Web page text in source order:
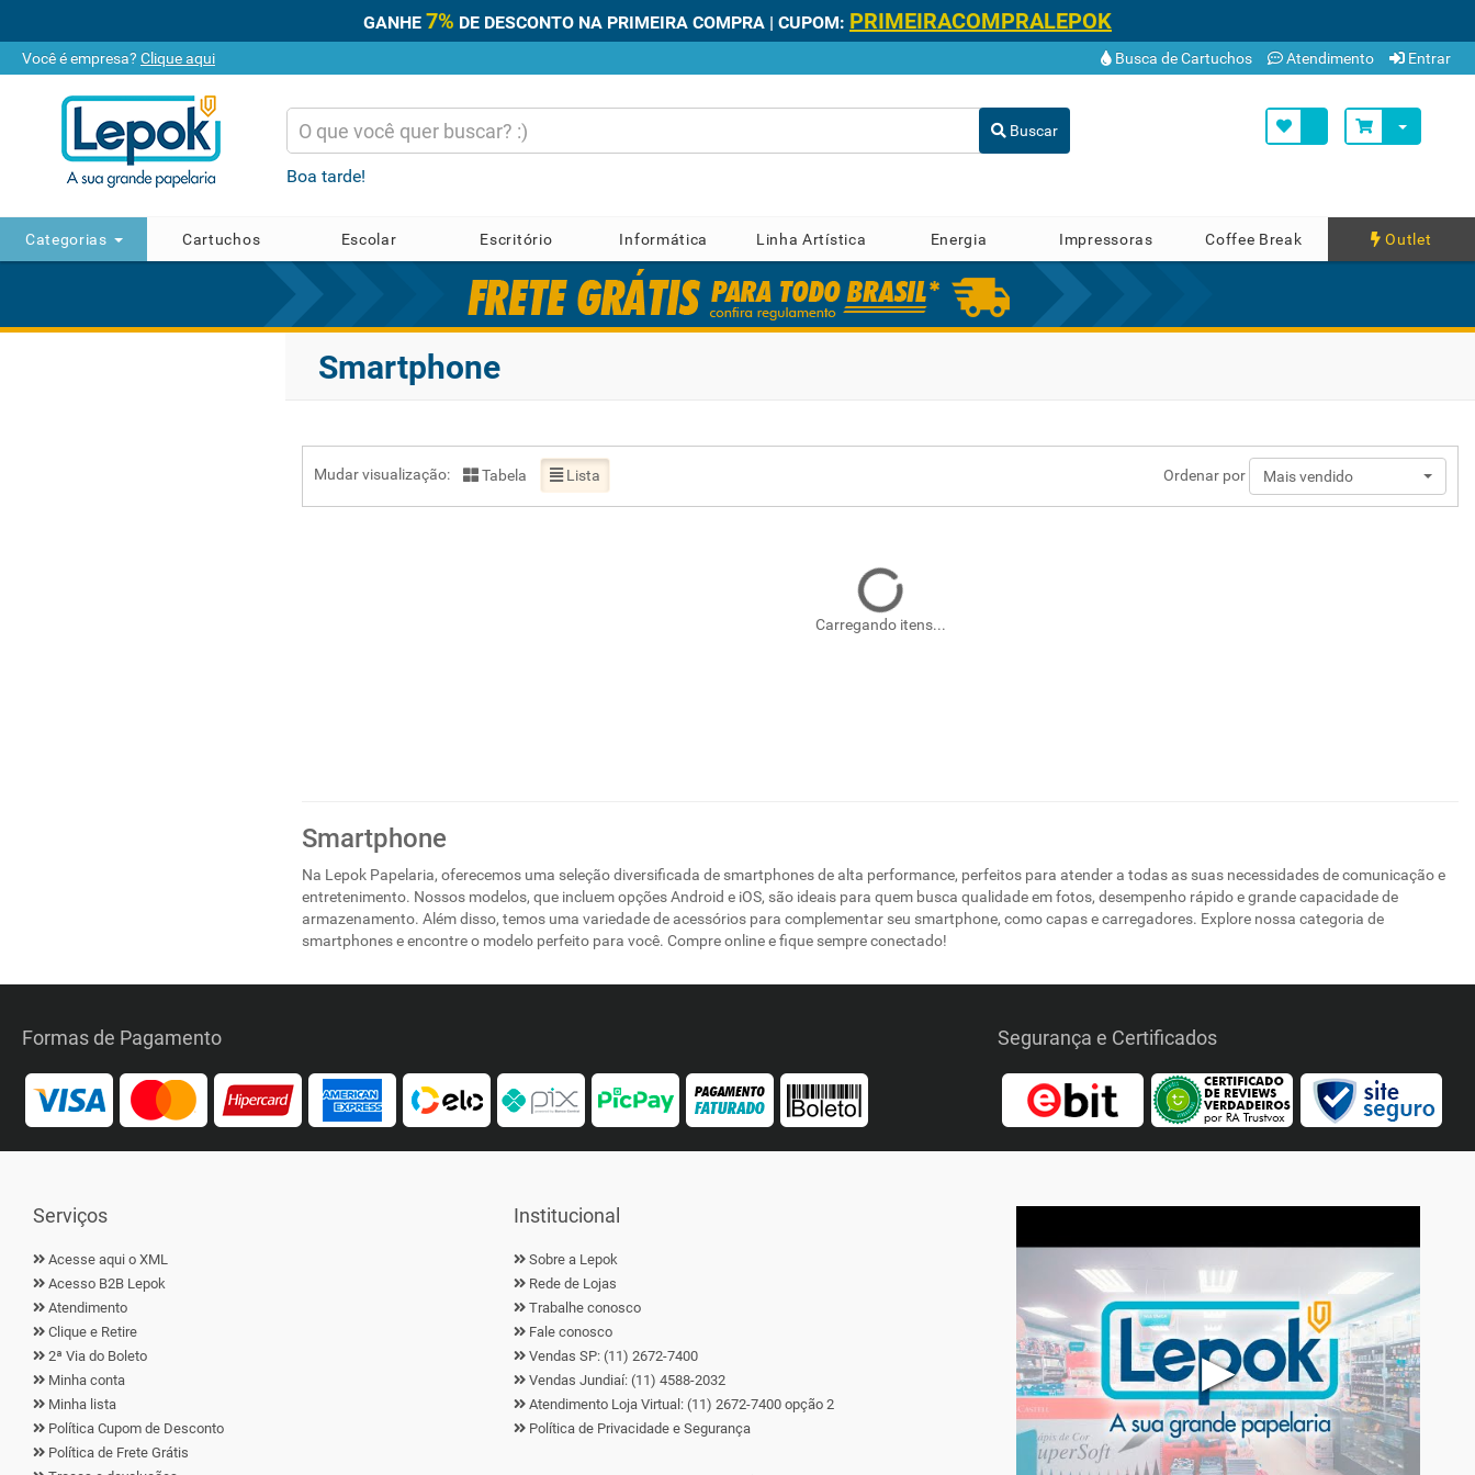
GANHE 7% DE DESCONTO NA PRIMEIRA COMPRA | CUPOM: PRIMEIRACOMPRALEPOK
Você é empresa? Clique aqui Busca de Cartuchos Atendimento Entrar
Buscar
Boa tarde!
Categorias Cartuchos Escolar Escritório Informática Linha Artística Energia Impressoras Coffee Break Outlet
Smartphone
Mudar visualização: Tabela Lista Ordenar por Mais vendido
Carregando itens...
Smartphone
Na Lepok Papelaria, oferecemos uma seleção diversificada de smartphones de alta performance, perfeitos para atender a todas as suas necessidades de comunicação e
entretenimento. Nossos modelos, que incluem opções Android e iOS, são ideais para quem busca qualidade em fotos, desempenho rápido e grande capacidade de
armazenamento. Além disso, temos uma variedade de acessórios para complementar seu smartphone, como capas e carregadores. Explore nossa categoria de
smartphones e encontre o modelo perfeito para você. Compre online e fique sempre conectado!
Formas de Pagamento Segurança e Certificados
Serviços
Acesse aqui o XML
Acesso B2B Lepok
Atendimento
Clique e Retire
2ª Via do Boleto
Minha conta
Minha lista
Política Cupom de Desconto
Política de Frete Grátis
Institucional
Sobre a Lepok
Rede de Lojas
Trabalhe conosco
Fale conosco
Vendas SP: (11) 2672-7400
Vendas Jundiaí: (11) 4588-2032
Atendimento Loja Virtual: (11) 2672-7400 opção 2
Política de Privacidade e Segurança
▶